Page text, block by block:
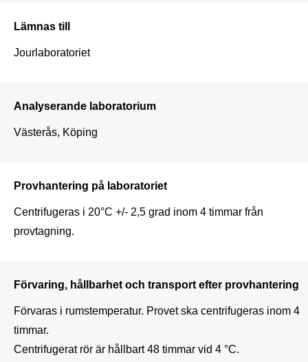
Lämnas till
Jourlaboratoriet
Analyserande laboratorium
Västerås, Köping
Provhantering på laboratoriet
Centrifugeras i 20°C +/- 2,5 grad inom 4 timmar från
Förvaring, hållbarhet och transport efter provhantering
Förvaras i rumstemperatur. Provet ska centrifugeras inom 4
timmar.
Centrifugerat rör är hållbart 48 timmar vid 4 °C.